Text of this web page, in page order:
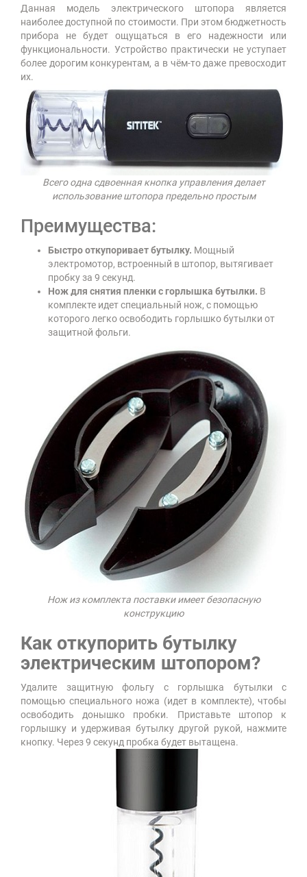
Данная модель электрического штопора является
наиболее доступной по стоимости. При этом бюджетность
прибора не будет ощущаться в его надежности или
функциональности. Устройство практически не уступает
более дорогим конкурентам, а в чём-то даже превосходит
их.
Всего одна сдвоенная кнопка управления делает
использование штопора предельно простым
Преимущества:
Быстро откупоривает бутылку. Мощный
электромотор, встроенный в штопор, вытягивает
пробку за 9 секунд.
Нож для снятия пленки с горлышка бутылки. В
комплекте идет специальный нож, с помощью
которого легко освободить горлышко бутылки от
защитной фольги.
Нож из комплекта поставки имеет безопасную
конструкцию
Как откупорить бутылку
электрическим штопором?
Удалите защитную фольгу с горлышка бутылки с
помощью специального ножа (идет в комплекте), чтобы
освободить донышко пробки. Приставьте штопор к
горлышку и удерживая бутылку другой рукой, нажмите
кнопку. Через 9 секунд пробка будет вытащена.